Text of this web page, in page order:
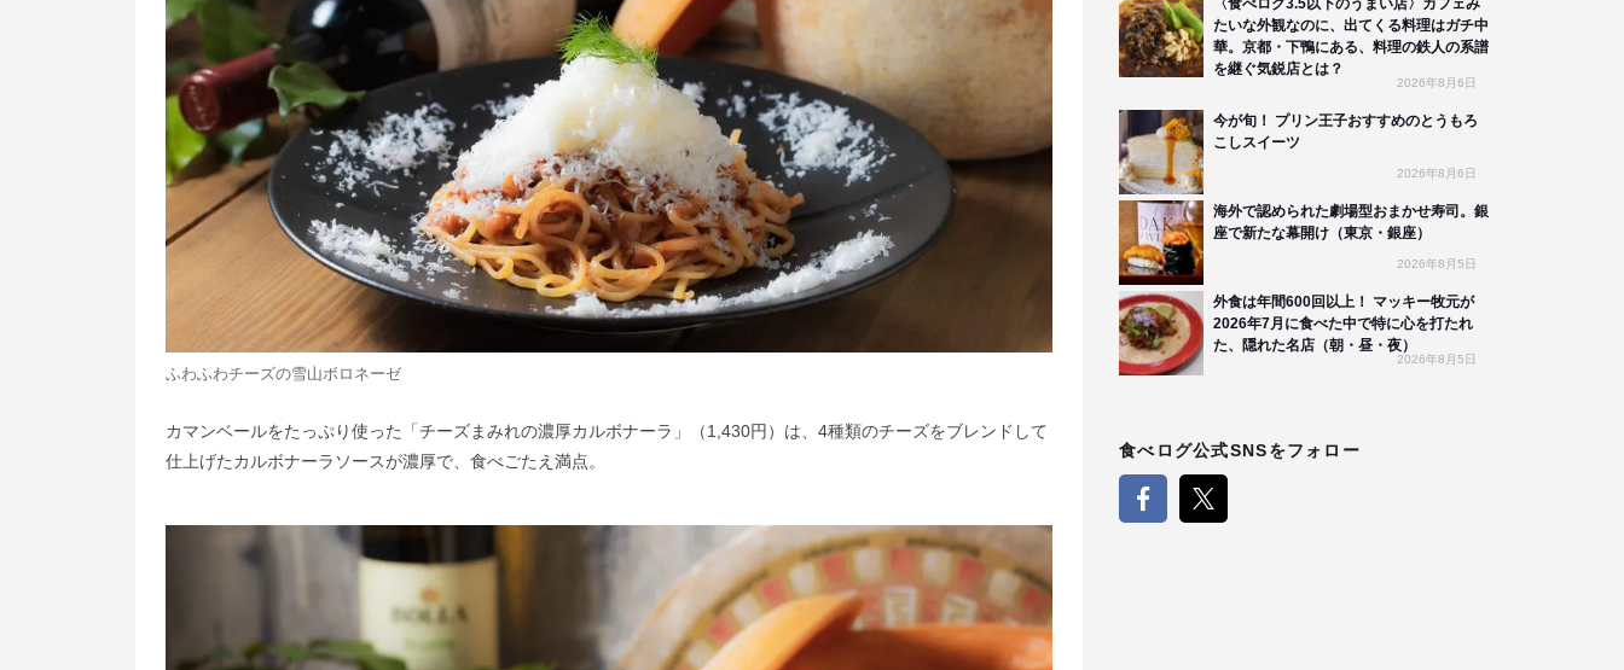
ふわふわチーズの雪山ボロネーゼ
カマンベールをたっぷり使った「チーズまみれの濃厚カルボナーラ」（1,430円）は、4種類のチーズをブレンドして
仕上げたカルボナーラソースが濃厚で、食べごたえ満点。
〈食べログ3.5以下のうまい店〉カフェみ
たいな外観なのに、出てくる料理はガチ中
華。京都・下鴨にある、料理の鉄人の系譜
を継ぐ気鋭店とは？
2026年8月6日
今が旬！ プリン王子おすすめのとうもろ
こしスイーツ
2026年8月6日
海外で認められた劇場型おまかせ寿司。銀
座で新たな幕開け（東京・銀座）
2026年8月5日
外食は年間600回以上！ マッキー牧元が
2026年7月に食べた中で特に心を打たれ
た、隠れた名店（朝・昼・夜）
2026年8月5日
食べログ公式SNSをフォロー